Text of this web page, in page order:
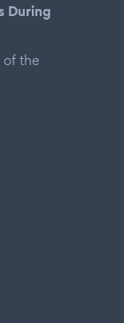
During
of the